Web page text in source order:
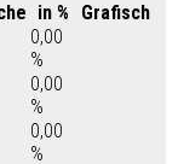
in %
Grafisch
0,00
%
0,00
%
0,00
%